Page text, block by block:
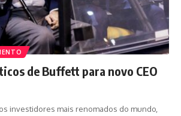
de Buffett para novo CEO
investidores mais renomados do mundo,